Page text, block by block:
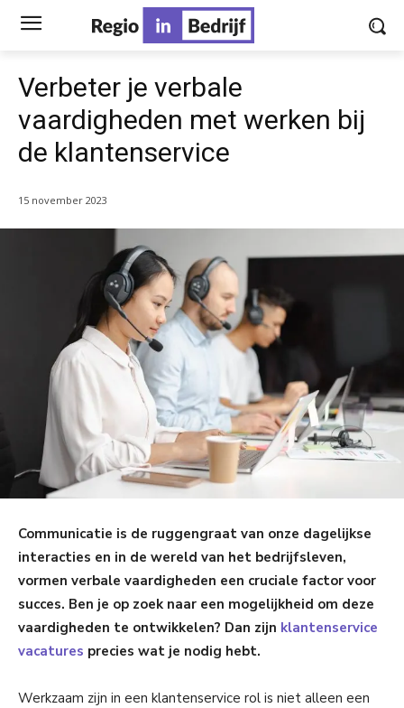
Verbeter je verbale
vaardigheden met werken bij
de klantenservice
15 november 2023
Communicatie is de ruggengraat van onze dagelijkse
interacties en in de wereld van het bedrijfsleven,
vormen verbale vaardigheden een cruciale factor voor
succes. Ben je op zoek naar een mogelijkheid om deze
vaardigheden te ontwikkelen? Dan zijn klantenservice
vacatures precies wat je nodig hebt.
Werkzaam zijn in een klantenservice rol is niet alleen een